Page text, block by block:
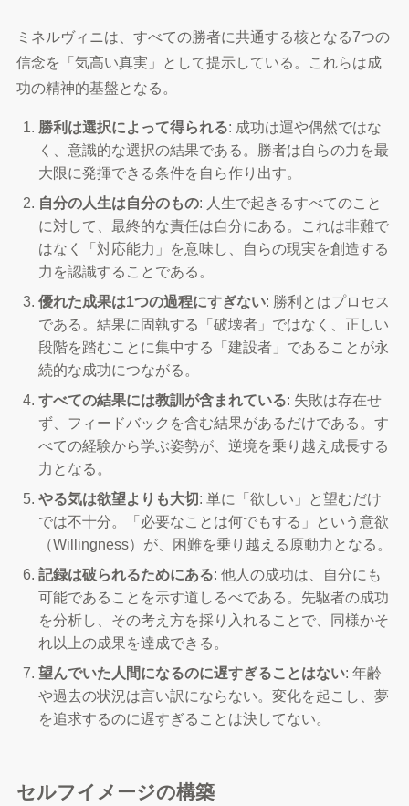
ミネルヴィニは、すべての勝者に共通する核となる7つの
信念を「気高い真実」として提示している。これらは成
功の精神的基盤となる。
勝利は選択によって得られる: 成功は運や偶然ではな
く、意識的な選択の結果である。勝者は自らの力を最
大限に発揮できる条件を自ら作り出す。
自分の人生は自分のもの: 人生で起きるすべてのこと
に対して、最終的な責任は自分にある。これは非難で
はなく「対応能力」を意味し、自らの現実を創造する
力を認識することである。
優れた成果は1つの過程にすぎない: 勝利とはプロセス
である。結果に固執する「破壊者」ではなく、正しい
段階を踏むことに集中する「建設者」であることが永
続的な成功につながる。
すべての結果には教訓が含まれている: 失敗は存在せ
ず、フィードバックを含む結果があるだけである。す
べての経験から学ぶ姿勢が、逆境を乗り越え成長する
力となる。
やる気は欲望よりも大切 : 単に「欲しい」と望むだけ
では不十分。「必要なことは何でもする」という意欲
（Willingness）が、困難を乗り越える原動力となる。
記録は破られるためにある: 他人の成功は、自分にも
可能であることを示す道しるべである。先駆者の成功
を分析し、その考え方を採り入れることで、同様かそ
れ以上の成果を達成できる。
望んでいた人間になるのに遅すぎることはない: 年齢
や過去の状況は言い訳にならない。変化を起こし、夢
を追求するのに遅すぎることは決してない。
セルフイメージの構築